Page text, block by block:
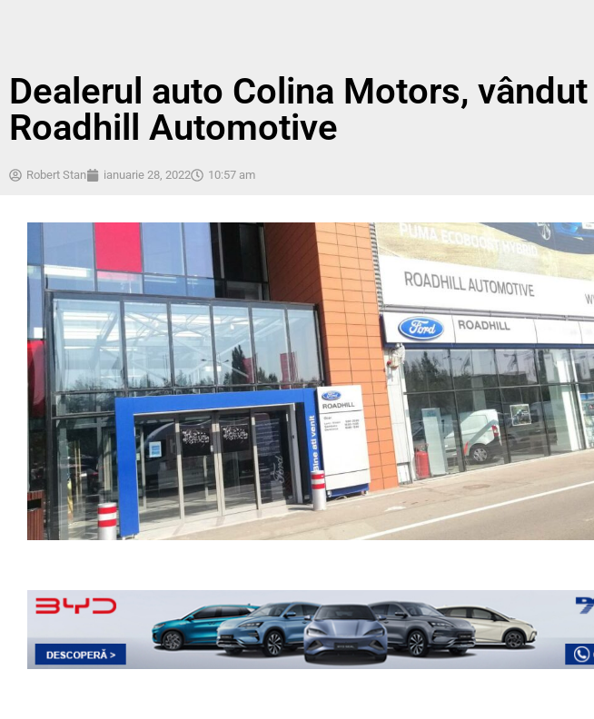
Dealerul auto Colina Motors,
Roadhill Automotive
Robert Stan ianuarie 28, 2022 10:57 am